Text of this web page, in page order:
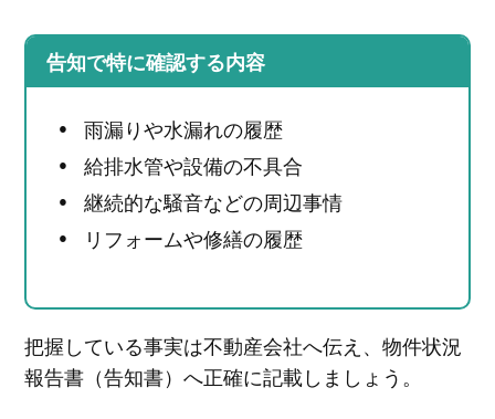
告知で特に確認する内容
雨漏りや水漏れの履歴
給排水管や設備の不具合
継続的な騒音などの周辺事情
リフォームや修繕の履歴
把握している事実は不動産会社へ伝え、物件状況
報告書（告知書）へ正確に記載しましょう。